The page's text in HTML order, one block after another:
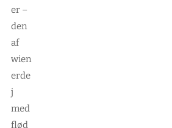
er –
den
af
wien
erde
j
med
flød